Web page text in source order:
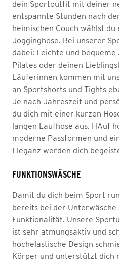
dein Sportoutfit mit deiner
entspannte Stunden nach
heimischen Couch wählst du
Jogginghose. Bei unserer
dabei: Leichte und bequeme
Pilates oder deinen
Läuferinnen kommen mit
an Sportshorts und Tights
Je nach Jahreszeit und
du dich mit einer kurzen
langen Laufhose aus. HAuf
moderne Passformen und
Eleganz werden dich
FUNKTIONSWÄSCHE
Damit du dich beim Sport
bereits bei der
Funktionalität. Unsere
ist sehr atmungsaktiv und
hochelastische Design
Körper und unterstützt dich